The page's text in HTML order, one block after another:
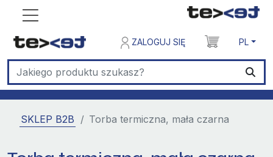
ZALOGUJ SIĘ PL
SKLEP B2B Torba termiczna, mała czarna